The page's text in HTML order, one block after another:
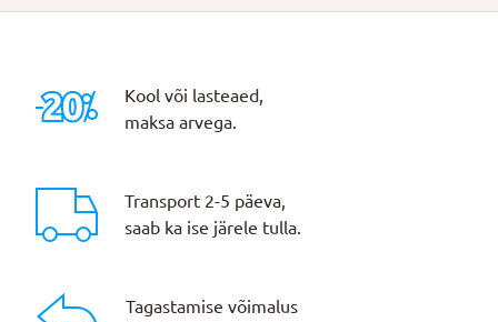
Kool või lasteaed,
maksa arvega.
Transport 2-5 päeva,
saab ka ise järele tulla.
Tagastamise võimalus